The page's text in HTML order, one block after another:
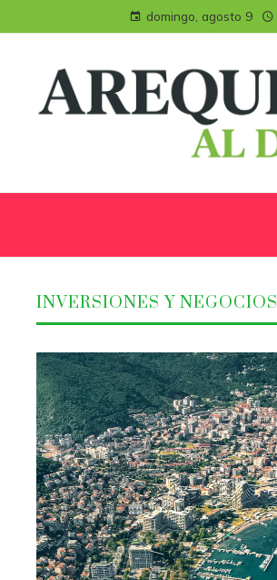
domingo, agosto 9
INVERSIONES Y NEGOCIOS